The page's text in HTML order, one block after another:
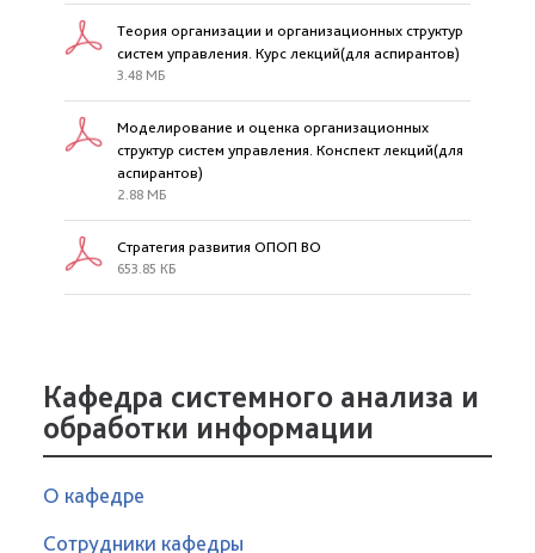
Теория организации и организационных структур
систем управления. Курс лекций(для аспирантов)
3.48 МБ
Моделирование и оценка организационных
структур систем управления. Конспект лекций(для
аспирантов)
2.88 МБ
Стратегия развития ОПОП ВО
653.85 КБ
Кафедра системного анализа и
обработки информации
О кафедре
Сотрудники кафедры